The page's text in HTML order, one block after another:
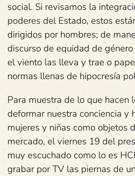
social. Si revisamos la
poderes del Estado, estos
dirigidos por hombres; de
discurso de equidad de
el viento las lleva y trae o
normas llenas de hipocresía
Para muestra de lo que hacen
deformar nuestra conciencia y
mujeres y niñas como objetos
mercado, el viernes 19 del
muy escuchado como lo es
grabar por TV las piernas de